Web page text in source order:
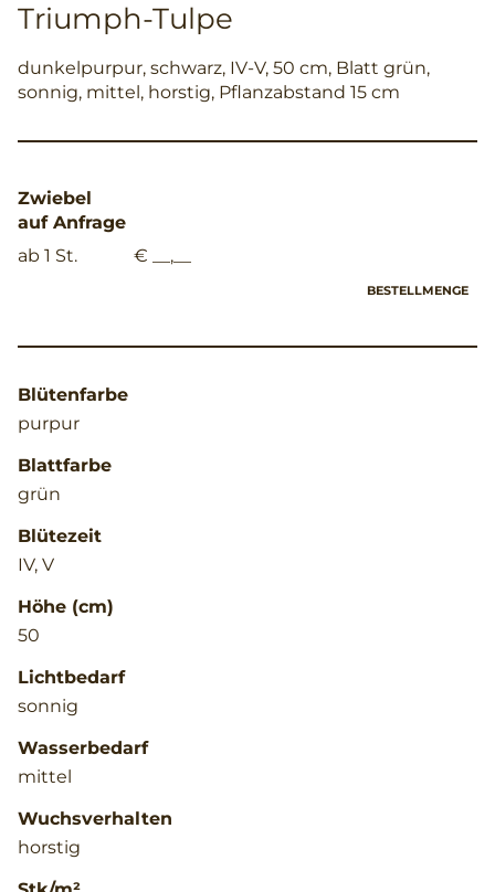
Triumph-Tulpe
dunkelpurpur, schwarz, IV-V, 50 cm, Blatt grün,
sonnig, mittel, horstig, Pflanzabstand 15 cm
Zwiebel
auf Anfrage
ab 1 St.
€ __,__
BESTELLMENGE
Blütenfarbe
purpur
Blattfarbe
grün
Blütezeit
IV, V
Höhe (cm)
50
Lichtbedarf
sonnig
Wasserbedarf
mittel
Wuchsverhalten
horstig